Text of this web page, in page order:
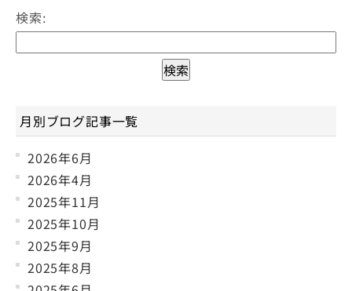
検索:
月別ブログ記事一覧
2026年6月
2026年4月
2025年11月
2025年10月
2025年9月
2025年8月